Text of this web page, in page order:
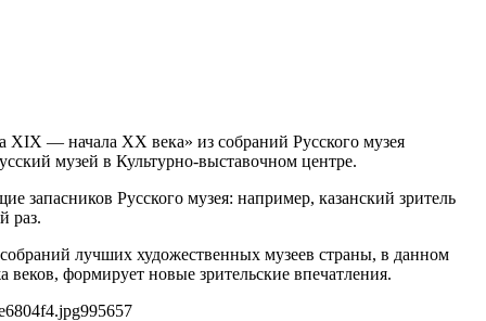
XIX — начала XX века» из собраний Русского музея
музей в Культурно-выставочном центре.
запасников Русского музея: например, казанский зритель
раз.
лучших художественных музеев страны, в данном
формирует новые зрительские впечатления.
995657